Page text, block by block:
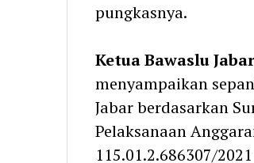
pungkasnya.
Ketua Bawaslu
menyampaikan
Jabar berdasarkan
Pelaksanaan
115.01.2.686307/